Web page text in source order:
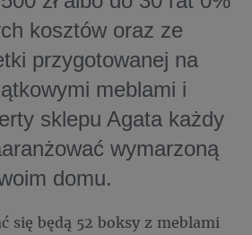
kosztów oraz ze
przygotowanej na
meblami i
sklepu Agata każdy
wymarzoną
domu.
się będą 52 boksy z meblami